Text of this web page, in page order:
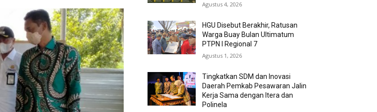
Agustus 4, 2026
HGU Disebut Berakhir, Ratusan
Warga Buay Bulan Ultimatum
PTPN I Regional 7
Agustus 1, 2026
Tingkatkan SDM dan Inovasi
Daerah Pemkab Pesawaran Jalin
Kerja Sama dengan Itera dan
Polinela